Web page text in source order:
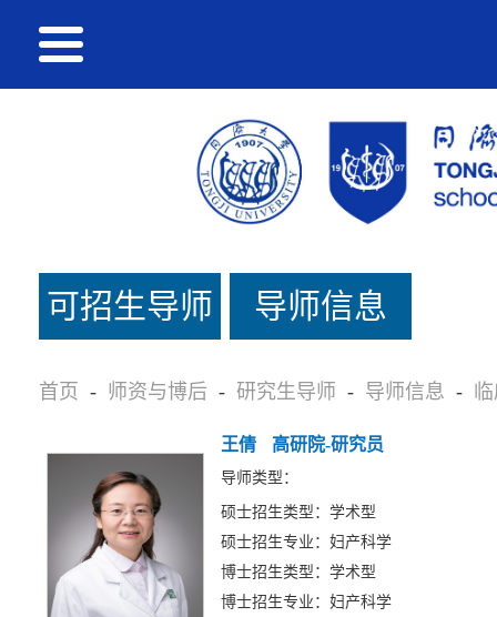
可招生导师
名单
导师信息
首页 - 师资与博后 - 研究生导师 - 导师信息 -
王倩 高研院-研究员
导师类型：
硕士招生类型：学术型
硕士招生专业：妇产科学
博士招生类型：学术型
博士招生专业：妇产科学